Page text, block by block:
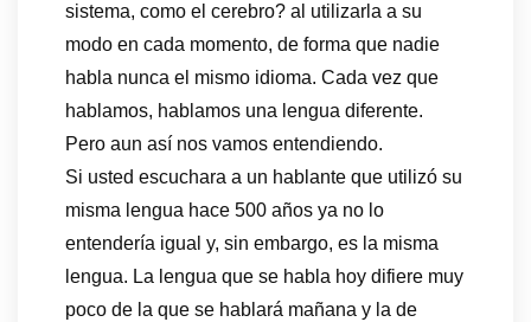
sistema, como el cerebro? al utilizarla a su
modo en cada momento, de forma que nadie
habla nunca el mismo idioma. Cada vez que
hablamos, hablamos una lengua diferente.
Pero aun así nos vamos entendiendo.
Si usted escuchara a un hablante que utilizó su
misma lengua hace 500 años ya no lo
entendería igual y, sin embargo, es la misma
lengua. La lengua que se habla hoy difiere muy
poco de la que se hablará mañana y la de